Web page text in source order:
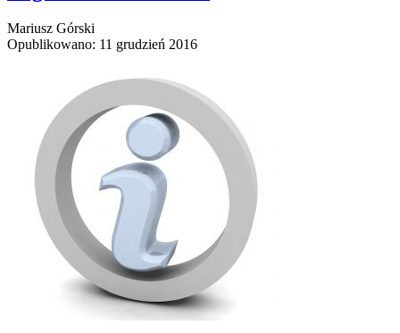
Mariusz Górski
Opublikowano: 11 grudzień 2016